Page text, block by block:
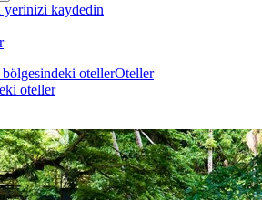
yerinizi kaydedin
otellerOteller
oteller